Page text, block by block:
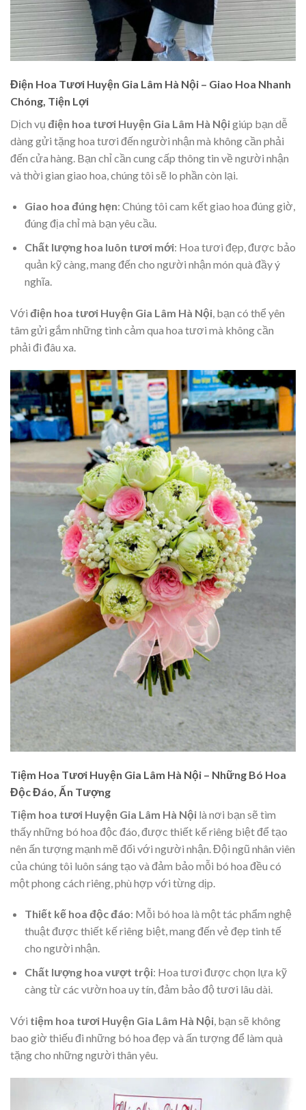
Điện Hoa Tươi Huyện Gia Lâm Hà Nội – Giao Hoa Nhanh
Chóng, Tiện Lợi
Dịch vụ điện hoa tươi Huyện Gia Lâm Hà Nộigiúp bạn dễ
dàng gửi tặng hoa tươi đến người nhận mà không cần phải
đến cửa hàng. Bạn chỉ cần cung cấp thông tin về người nhận
và thời gian giao hoa, chúng tôi sẽ lo phần còn lại.
Giao hoa đúng hẹn: Chúng tôi cam kết giao hoa đúng giờ,
đúng địa chỉ mà bạn yêu cầu.
Chất lượng hoa luôn tươi mới: Hoa tươi đẹp, được bảo
quản kỹ càng, mang đến cho người nhận món quà đầy ý
nghĩa.
Với điện hoa tươi Huyện Gia Lâm Hà Nội , bạn có thể yên
tâm gửi gắm những tình cảm qua hoa tươi mà không cần
phải đi đâu xa.
Tiệm Hoa Tươi Huyện Gia Lâm Hà Nội – Những Bó Hoa
Độc Đáo, Ấn Tượng
Tiệm hoa tươi Huyện Gia Lâm Hà Nội là nơi bạn sẽ tìm
thấy những bó hoa độc đáo, được thiết kế riêng biệt để tạo
nên ấn tượng mạnh mẽ đối với người nhận. Đội ngũ nhân viên
của chúng tôi luôn sáng tạo và đảm bảo mỗi bó hoa đều có
một phong cách riêng, phù hợp với từng dịp.
Thiết kế hoa độc đáo: Mỗi bó hoa là một tác phẩm nghệ
thuật được thiết kế riêng biệt, mang đến vẻ đẹp tinh tế
cho người nhận.
Chất lượng hoa vượt trội: Hoa tươi được chọn lựa kỹ
càng từ các vườn hoa uy tín, đảm bảo độ tươi lâu dài.
Với tiệm hoa tươi Huyện Gia Lâm Hà Nội, bạn sẽ không
bao giờ thiếu đi những bó hoa đẹp và ấn tượng để làm quà
tặng cho những người thân yêu.